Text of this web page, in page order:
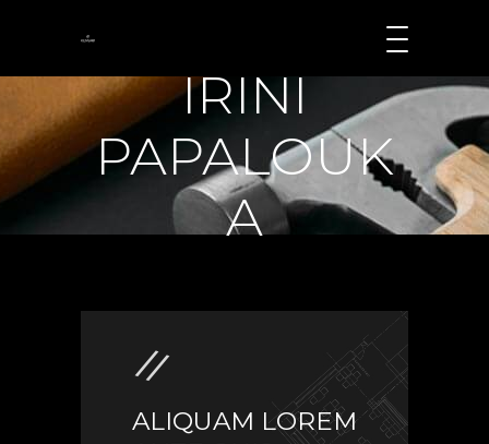
IRINI
PAPALOUK
A
ALIQUAM LOREM